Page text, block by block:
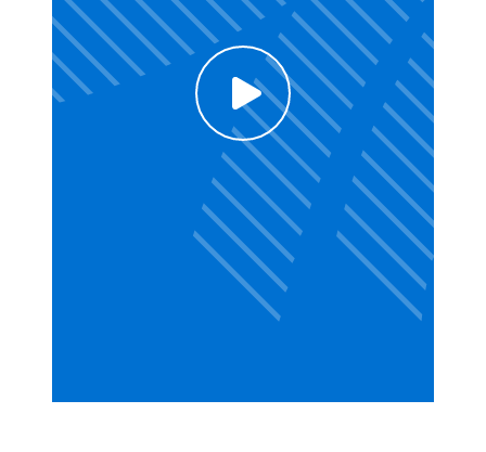
Voir la vidéo
Click to enable Youtube cookies and see
content